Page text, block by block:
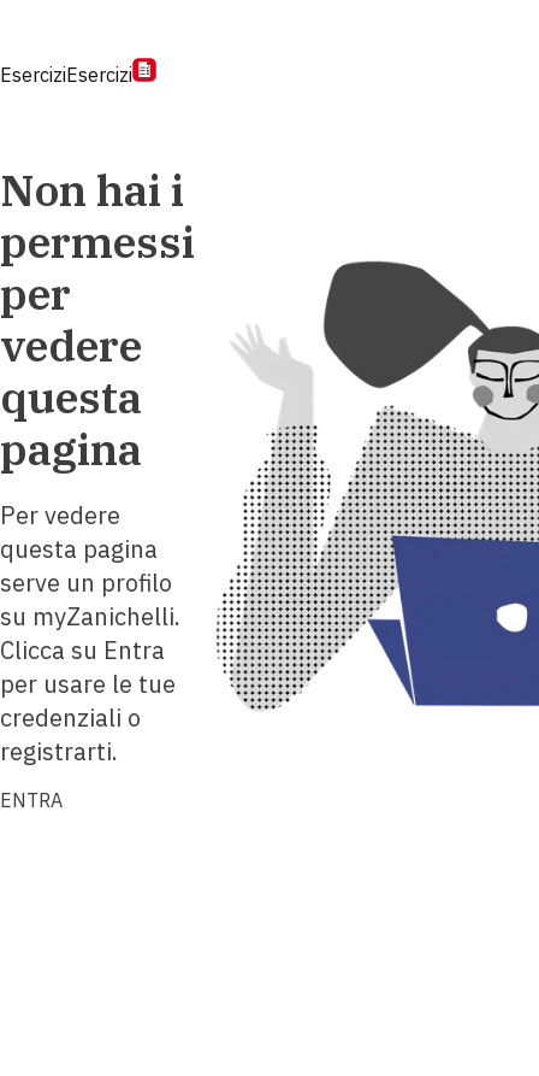
EserciziEsercizi
Non hai i
permessi
per
vedere
questa
pagina
Per vedere
questa pagina
serve un profilo
su myZanichelli.
Clicca su Entra
per usare le tue
credenziali o
registrarti.
ENTRA